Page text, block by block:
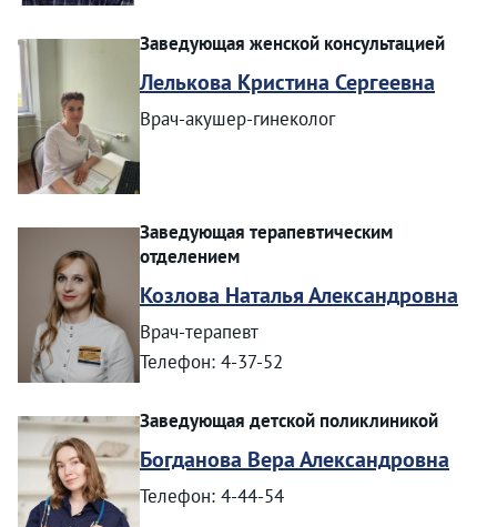
Заведующая женской консультацией
Лелькова Кристина Сергеевна
Врач-акушер-гинеколог
Заведующая терапевтическим
отделением
Козлова Наталья Александровна
Врач-терапевт
Телефон: 4-37-52
Заведующая детской поликлиникой
Богданова Вера Александровна
Телефон: 4-44-54